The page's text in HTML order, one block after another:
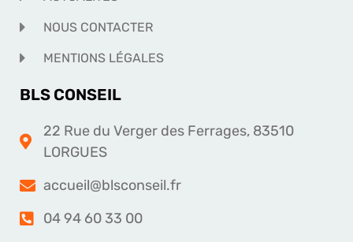
NOUS CONTACTER
MENTIONS LÉGALES
BLS CONSEIL
22 Rue du Verger des Ferrages, 83510
LORGUES
accueil@blsconseil.fr
04 94 60 33 00